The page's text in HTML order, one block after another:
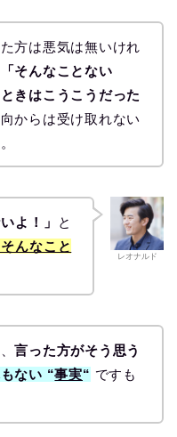
方は悪気は無いけれ
「そんなことない
ときはこうこうだった
からは受け取れない
レオナルド
よ！」
と
そんなこと
言った方がそう思う
ない “事実“ ですも